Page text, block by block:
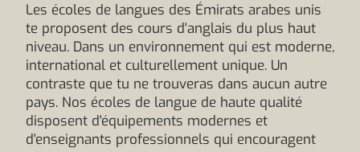
Les écoles de langues des Émirats arabes unis
te proposent des cours d'anglais du plus haut
niveau. Dans un environnement qui est moderne,
international et culturellement unique. Un
contraste que tu ne trouveras dans aucun autre
pays. Nos écoles de langue de haute qualité
disposent d'équipements modernes et
d'enseignants professionnels qui encouragent